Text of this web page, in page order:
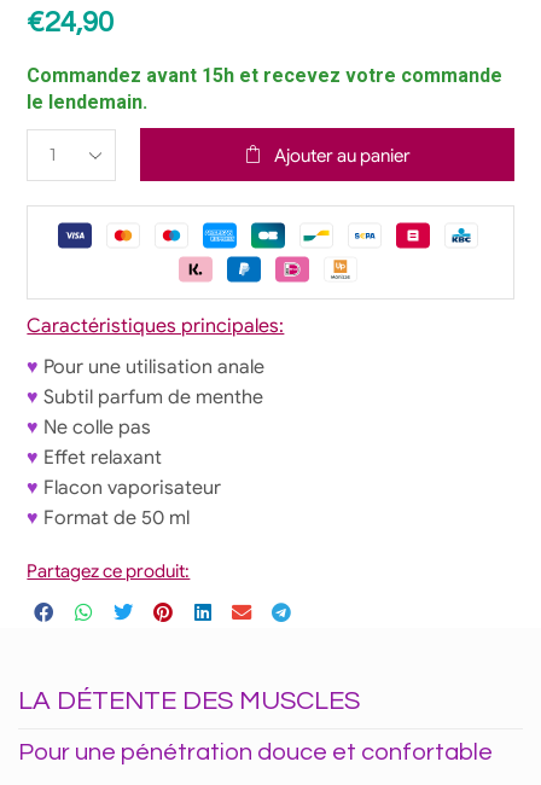
€24,90
Commandez avant 15h et recevez votre commande
le lendemain.
Ajouter au panier
Caractéristiques principales:
♥ Pour une utilisation anale
♥ Subtil parfum de menthe
♥ Ne colle pas
♥ Effet relaxant
♥ Flacon vaporisateur
♥ Format de 50 ml
Partagez ce produit:
LA DÉTENTE DES MUSCLES
Pour une pénétration douce et confortable